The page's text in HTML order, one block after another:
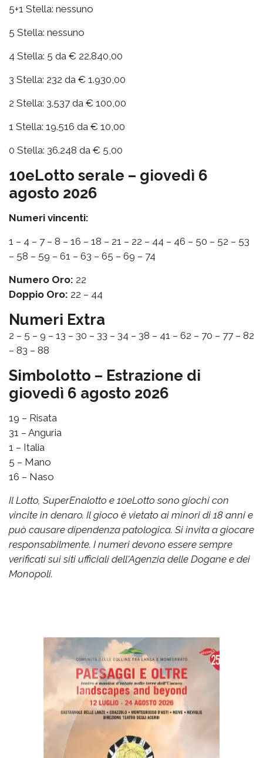
5+1 Stella: nessuno
5 Stella: nessuno
4 Stella: 5 da € 22.840,00
3 Stella: 232 da € 1.930,00
2 Stella: 3.537 da € 100,00
1 Stella: 19.516 da € 10,00
0 Stella: 36.248 da € 5,00
10eLotto serale – giovedì 6
agosto 2026
Numeri vincenti:
1 – 4 – 7 – 8 – 16 – 18 – 21 – 22 – 44 – 46 – 50 – 52 – 53
– 58 – 59 – 61 – 63 – 65 – 69 – 74
Numero Oro: 22
Doppio Oro: 22 – 44
Numeri Extra
2 – 5 – 9 – 13 – 30 – 33 – 34 – 38 – 41 – 62 – 70 – 77 – 82
– 83 – 88
Simbolotto – Estrazione di
giovedì 6 agosto 2026
19 – Risata
31 – Anguria
1 – Italia
5 – Mano
16 – Naso
Il Lotto, SuperEnalotto e 10eLotto sono giochi con
vincite in denaro. Il gioco è vietato ai minori di 18 anni e
può causare dipendenza patologica. Si invita a giocare
responsabilmente. I numeri devono essere sempre
verificati sui siti ufficiali dell'Agenzia delle Dogane e dei
Monopoli.